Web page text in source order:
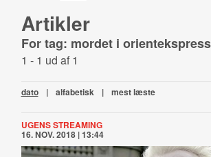
Artikler
For tag: mordet i
1 - 1 ud af 1
dato | alfabetisk | mest læste
UGENS STREAMING
16. NOV. 2018 | 13:44